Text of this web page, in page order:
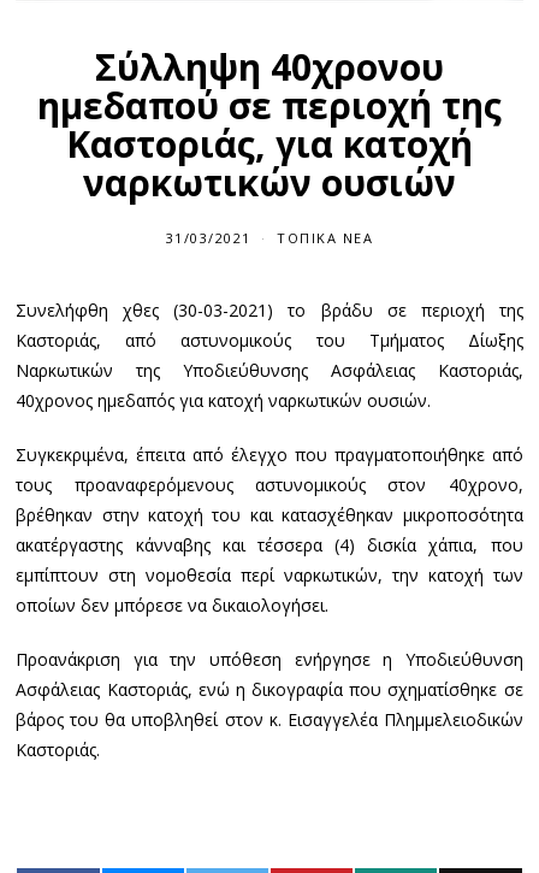
Σύλληψη 40χρονου
ημεδαπού σε περιοχή της
Καστοριάς, για κατοχή
ναρκωτικών ουσιών
31/03/2021 ΤΟΠΙΚΆ ΝΈΑ
Συνελήφθη χθες (30-03-2021) το βράδυ σε περιοχή της
Καστοριάς, από αστυνομικούς του Τμήματος Δίωξης
Ναρκωτικών της Υποδιεύθυνσης Ασφάλειας Καστοριάς,
40χρονος ημεδαπός για κατοχή ναρκωτικών ουσιών.
Συγκεκριμένα, έπειτα από έλεγχο που πραγματοποιήθηκε από
τους προαναφερόμενους αστυνομικούς στον 40χρονο,
βρέθηκαν στην κατοχή του και κατασχέθηκαν μικροποσότητα
ακατέργαστης κάνναβης και τέσσερα (4) δισκία χάπια, που
εμπίπτουν στη νομοθεσία περί ναρκωτικών, την κατοχή των
οποίων δεν μπόρεσε να δικαιολογήσει.
Προανάκριση για την υπόθεση ενήργησε η Υποδιεύθυνση
Ασφάλειας Καστοριάς, ενώ η δικογραφία που σχηματίσθηκε σε
βάρος του θα υποβληθεί στον κ. Εισαγγελέα Πλημμελειοδικών
Καστοριάς.